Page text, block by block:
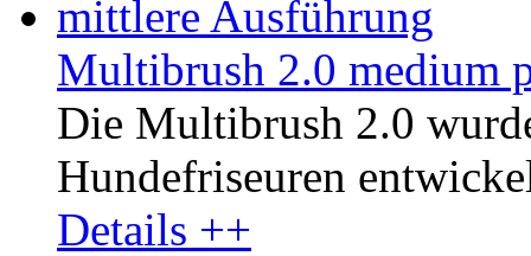
Multibrush 2.0 medium
Die Multibrush 2.0
Hundefriseuren
Details ++